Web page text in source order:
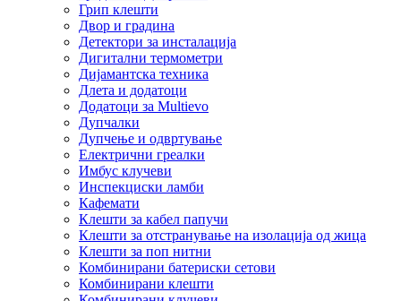
Грип клешти
Двор и градина
Детектори за инсталација
Дигитални термометри
Дијамантска техника
Длета и додатоци
Додатоци за Multievo
Дупчалки
Дупчење и одвртување
Електрични греалки
Имбус клучеви
Инспекциски ламби
Кафемати
Клешти за кабел папучи
Клешти за отстранување на изолација од жица
Клешти за поп нитни
Комбинирани батериски сетови
Комбинирани клешти